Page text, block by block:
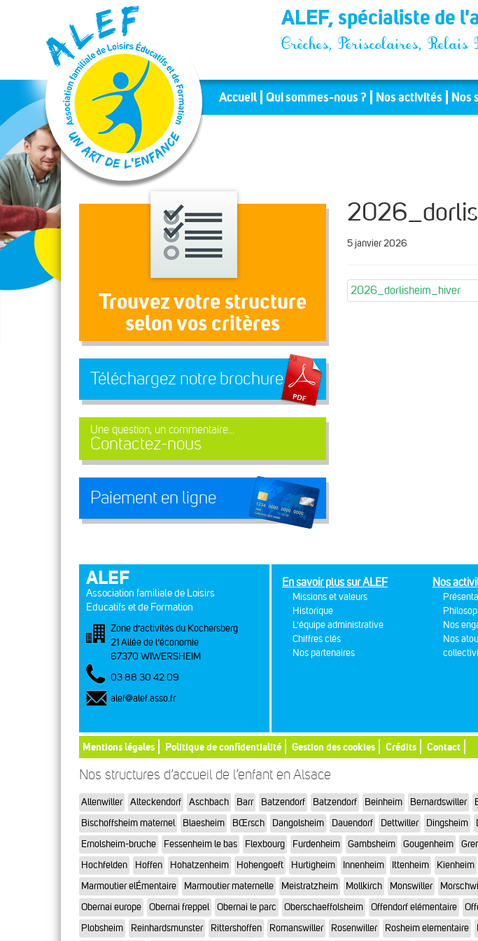
Panneau de gestion des cookies ALEF, spécialiste de
Crèches, Périscolaires, Relais
Accueil Qui sommes-nous ? Nos activités Nos
Trouvez votre structure
selon vos critères
Téléchargez notre brochure
Une question, un commentaire...
Contactez-nous
Paiement en ligne
5 janvier 2026
2026_dorlisheim_hiver
ALEF
Association familiale de Loisirs
Educatifs et de Formation
Zone d’activités du Kochersberg
21 Allée de l’économie
67370 WIWERSHEIM
03 88 30 42 09
alef@alef.asso.fr
En savoir plus sur ALEF
Missions et valeurs
Historique
L'équipe administrative
Chiffres clés
Nos partenaires
Nos
Nos
Nos
Mentions légales Politique de confidentialité Gestion des cookies Crédits Contact
Nos structures d’accueil de l’enfant en Alsace
Allenwiller Alteckendorf Aschbach Barr Batzendorf Batzendorf Beinheim Bernardswiller
Bischoffsheim maternel
Blaesheim BŒrsch Dangolsheim Dauendorf Dettwiller Dingsheim
Ernolsheim-bruche
Fessenheim le bas Flexbourg Furdenheim Gambsheim Gougenheim
Hochfelden
Hoffen Hohatzenheim Hohengoeft Hurtigheim Innenheim Ittenheim Kienheim
Marmoutier elÉmentaire
Marmoutier maternelle Meistratzheim Mollkirch Monswiller
Obernai europe
Obernai freppel Obernai le parc Oberschaeffolsheim Offendorf elémentaire
Plobsheim
Reinhardsmunster Rittershoffen Romanswiller Rosenwiller Rosheim elementaire